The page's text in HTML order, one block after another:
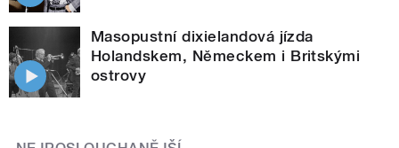
Masopustní dixielandová jízda
Holandskem, Německem i Britskými
ostrovy